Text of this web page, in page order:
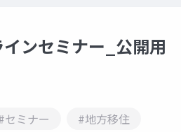
ンセミナー_公開用
セミナー #地方移住